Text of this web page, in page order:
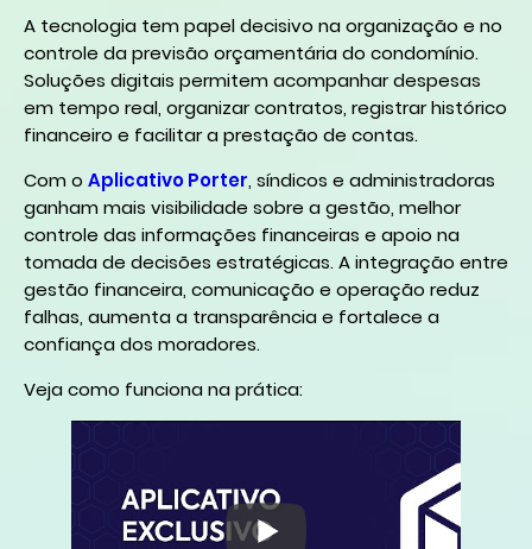
A tecnologia tem papel decisivo na organização e no
controle da previsão orçamentária do condomínio.
Soluções digitais permitem acompanhar despesas
em tempo real, organizar contratos, registrar histórico
financeiro e facilitar a prestação de contas.
Com o Aplicativo Porter, síndicos e administradoras
ganham mais visibilidade sobre a gestão, melhor
controle das informações financeiras e apoio na
tomada de decisões estratégicas. A integração entre
gestão financeira, comunicação e operação reduz
falhas, aumenta a transparência e fortalece a
confiança dos moradores.
Veja como funciona na prática: